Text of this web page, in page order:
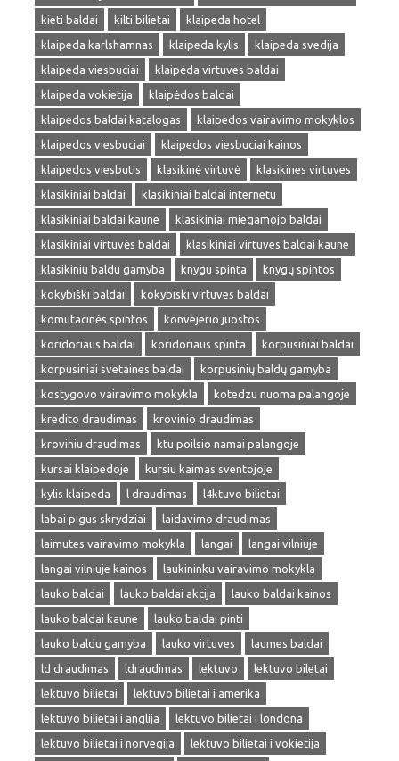
kieti baldai
kilti bilietai
klaipeda hotel
klaipeda karlshamnas
klaipeda kylis
klaipeda svedija
klaipeda viesbuciai
klaipėda virtuves baldai
klaipeda vokietija
klaipėdos baldai
klaipedos baldai katalogas
klaipedos vairavimo mokyklos
klaipedos viesbuciai
klaipedos viesbuciai kainos
klaipedos viesbutis
klasikinė virtuvė
klasikines virtuves
klasikiniai baldai
klasikiniai baldai internetu
klasikiniai baldai kaune
klasikiniai miegamojo baldai
klasikiniai virtuvės baldai
klasikiniai virtuves baldai kaune
klasikiniu baldu gamyba
knygu spinta
knygų spintos
kokybiški baldai
kokybiski virtuves baldai
komutacinės spintos
konvejerio juostos
koridoriaus baldai
koridoriaus spinta
korpusiniai baldai
korpusiniai svetaines baldai
korpusinių baldų gamyba
kostygovo vairavimo mokykla
kotedzu nuoma palangoje
kredito draudimas
krovinio draudimas
kroviniu draudimas
ktu poilsio namai palangoje
kursai klaipedoje
kursiu kaimas sventojoje
kylis klaipeda
l draudimas
l4ktuvo bilietai
labai pigus skrydziai
laidavimo draudimas
laimutes vairavimo mokykla
langai
langai vilniuje
langai vilniuje kainos
laukininku vairavimo mokykla
lauko baldai
lauko baldai akcija
lauko baldai kainos
lauko baldai kaune
lauko baldai pinti
lauko baldu gamyba
lauko virtuves
laumes baldai
ld draudimas
ldraudimas lektuvo
lektuvo biletai
lektuvo bilietai
lektuvo bilietai i amerika
lektuvo bilietai i anglija
lektuvo bilietai i londona
lektuvo bilietai i norvegija
lektuvo bilietai i vokietija